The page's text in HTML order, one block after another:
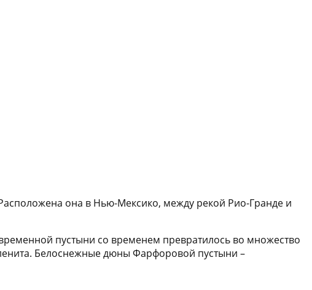
она в Нью-Мексико, между рекой Рио-Гранде и
пустыни со временем превратилось во множество
Белоснежные дюны Фарфоровой пустыни –